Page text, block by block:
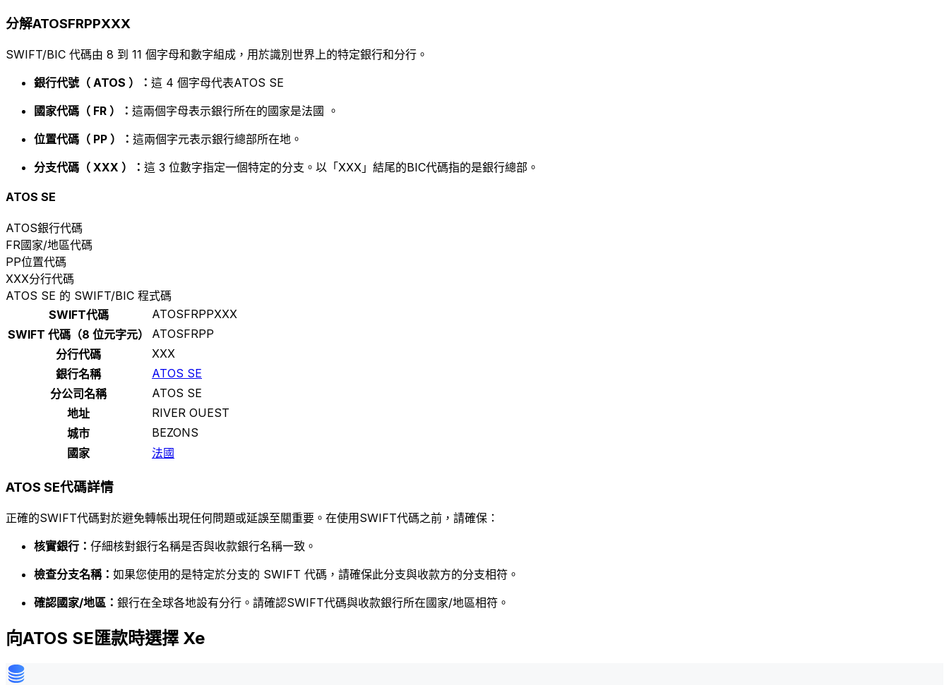
分解ATOSFRPPXXX
SWIFT/BIC 代碼由 8 到 11 個字母和數字組成，用於識別世界上的特定銀行和分行。
銀行代號（ ATOS ）： 這 4 個字母代表ATOS SE
國家代碼（ FR ）： 這兩個字母表示銀行所在的國家是法國 。
位置代碼（ PP ）： 這兩個字元表示銀行總部所在地。
分支代碼（ XXX ）： 這 3 位數字指定一個特定的分支。以「XXX」結尾的BIC代碼指的是銀行總部。
ATOS SE
ATOS銀行代碼
FR國家/地區代碼
PP位置代碼
XXX分行代碼
ATOS SE 的 SWIFT/BIC 程式碼
SWIFT代碼
ATOSFRPPXXX
SWIFT 代碼（8 位元字元）
ATOSFRPP
分行代碼
XXX
銀行名稱
ATOS SE
分公司名稱
ATOS SE
地址
RIVER OUEST
城市
BEZONS
國家
法國
ATOS SE代碼詳情
正確的SWIFT代碼對於避免轉帳出現任何問題或延誤至關重要。在使用SWIFT代碼之前，請確保：
核實銀行： 仔細核對銀行名稱是否與收款銀行名稱一致。
檢查分支名稱： 如果您使用的是特定於分支的 SWIFT 代碼，請確保此分支與收款方的分支相符。
確認國家/地區： 銀行在全球各地設有分行。請確認SWIFT代碼與收款銀行所在國家/地區相符。
向ATOS SE匯款時選擇 Xe